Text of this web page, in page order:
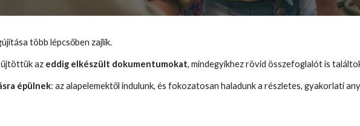
több lépcsőben zajlik.
az eddig elkészült dokumentumokat, mindegyikhez rövid összefoglalót is
épülnek: az alapelemektől indulunk, és fokozatosan haladunk a részletes, gyakorlati